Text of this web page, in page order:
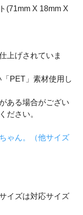
(71mm X 18mm X
上げされていま
PET」素材使用し
ある場合がござい
ださい。
ゃん。（他サイズ
イズは対応サイズ